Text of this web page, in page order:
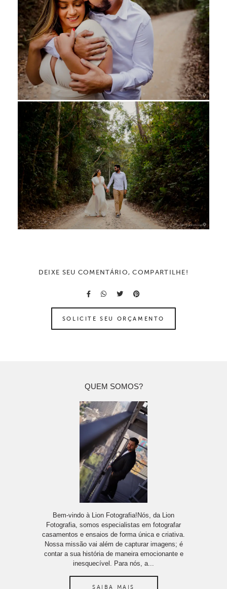
DEIXE SEU COMENTÁRIO, COMPARTILHE!
SOLICITE SEU ORÇAMENTO
QUEM SOMOS?
Bem-vindo à Lion Fotografia!Nós, da Lion
Fotografia, somos especialistas em fotografar
casamentos e ensaios de forma única e criativa.
Nossa missão vai além de capturar imagens; é
contar a sua história de maneira emocionante e
inesquecível. Para nós, a...
SAIBA MAIS